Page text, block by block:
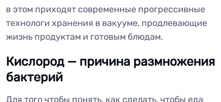
в этом приходят современные прогрессивные
технологи хранения в вакууме, продлевающие
жизнь продуктам и готовым блюдам.
Кислород — причина размножения
бактерий
Для того чтобы понять, как сделать, чтобы еда